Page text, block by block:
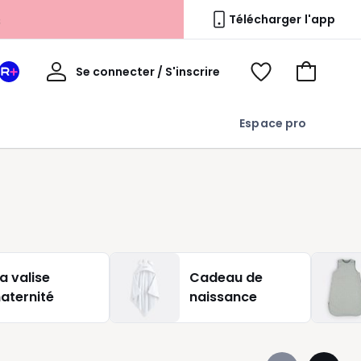
Télécharger l'app
Espace pro
Mon
Se connecter / S'inscrire
Mon
Voir
Voir
valise
Cadeau de
naissance